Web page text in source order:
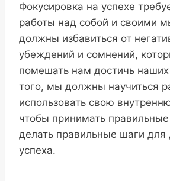
Фокусировка на успехе
работы над собой и своими
должны избавиться от
убеждений и сомнений,
помешать нам достичь
того, мы должны научиться
использовать свою
чтобы принимать
делать правильные шаги для
успеха.